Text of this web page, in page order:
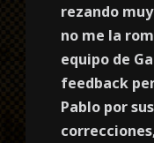
rezando
no me la
equipo de
feedback
Pablo por